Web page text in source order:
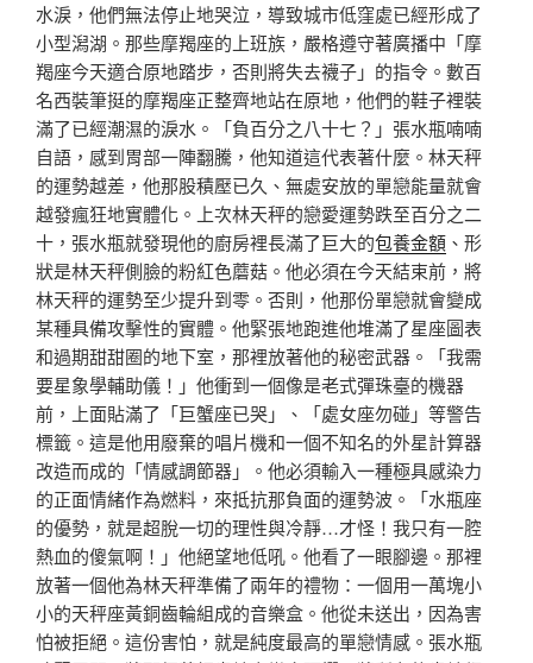
水淚，他們無法停止地哭泣，導致城市低窪處已經形成了
小型潟湖。那些摩羯座的上班族，嚴格遵守著廣播中「摩
羯座今天適合原地踏步，否則將失去襪子」的指令。數百
名西裝筆挺的摩羯座正整齊地站在原地，他們的鞋子裡裝
滿了已經潮濕的淚水。「負百分之八十七？」張水瓶喃喃
自語，感到胃部一陣翻騰，他知道這代表著什麼。林天秤
的運勢越差，他那股積壓已久、無處安放的單戀能量就會
越發瘋狂地實體化。上次林天秤的戀愛運勢跌至百分之二
十，張水瓶就發現他的廚房裡長滿了巨大的包養金額 、形
狀是林天秤側臉的粉紅色蘑菇。他必須在今天結束前，將
林天秤的運勢至少提升到零。否則，他那份單戀就會變成
某種具備攻擊性的實體。他緊張地跑進他堆滿了星座圖表
和過期甜甜圈的地下室，那裡放著他的秘密武器。「我需
要星象學輔助儀！」他衝到一個像是老式彈珠臺的機器
前，上面貼滿了「巨蟹座已哭」、「處女座勿碰」等警告
標籤。這是他用廢棄的唱片機和一個不知名的外星計算器
改造而成的「情感調節器」。他必須輸入一種極具感染力
的正面情緒作為燃料，來抵抗那負面的運勢波。「水瓶座
的優勢，就是超脫一切的理性與冷靜…才怪！我只有一腔
熱血的傻氣啊！」他絕望地低吼。他看了一眼腳邊。那裡
放著一個他為林天秤準備了兩年的禮物：一個用一萬塊小
小的天秤座黃銅齒輪組成的音樂盒。他從未送出，因為害
怕被拒絕。這份害怕，就是純度最高的單戀情感。張水瓶